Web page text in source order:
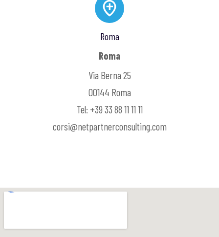
Roma
Roma
Via Berna 25
00144 Roma
Tel: +39 33 88 11 11 11
corsi@netpartnerconsulting.com